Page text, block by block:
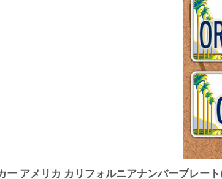
ー アメリカ カリフォルニアナンバープレート